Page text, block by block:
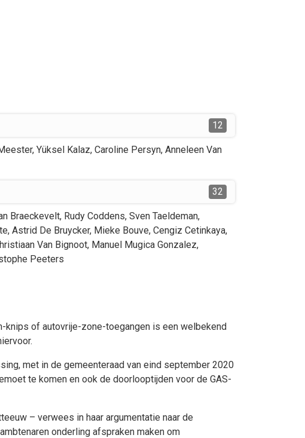
12
, Yüksel Kalaz, Caroline Persyn, Anneleen Van
32
Braeckevelt, Rudy Coddens, Sven Taeldeman,
, Astrid De Bruycker, Mieke Bouve, Cengiz Cetinkaya,
Van Bignoot, Manuel Mugica Gonzalez,
Peeters
knips of autovrije-zone-toegangen is een welbekend
met in de gemeenteraad van eind september 2020
te komen en ook de doorlooptijden voor de GAS-
– verwees in haar argumentatie naar de
onderling afspraken maken om